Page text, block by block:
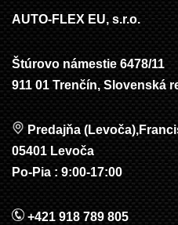
AUTO-FLEX EU, s.r.o.
Štúrovo námestie 6478/11
911 01 Trenčín, Slovenská
Predajňa
05401 Levoča
Po-Pia : 9:00-17:00
+421 918 789 805